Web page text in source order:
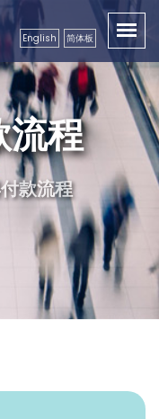
English 简体板
流程
款流程